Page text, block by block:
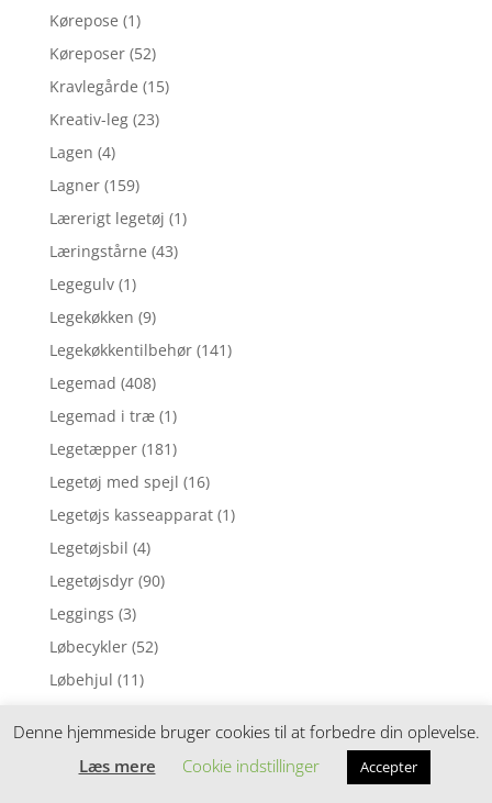
Kørepose (1)
Køreposer (52)
Kravlegårde (15)
Kreativ-leg (23)
Lagen (4)
Lagner (159)
Lærerigt legetøj (1)
Læringstårne (43)
Legegulv (1)
Legekøkken (9)
Legekøkkentilbehør (141)
Legemad (408)
Legemad i træ (1)
Legetæpper (181)
Legetøj med spejl (16)
Legetøjs kasseapparat (1)
Legetøjsbil (4)
Legetøjsdyr (90)
Leggings (3)
Løbecykler (52)
Løbehjul (11)
Madopbevaring (127)
Madpakke sampak (113)
Denne hjemmeside bruger cookies til at forbedre din oplevelse.
Læs mere
Cookie indstillinger Accepter